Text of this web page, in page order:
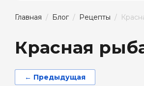
Главная / Блог / Рецепты /
Красная
← Предыдущая